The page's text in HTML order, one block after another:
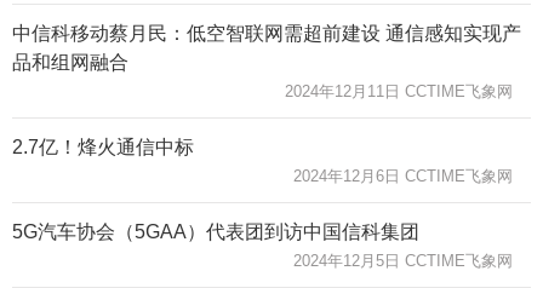
中信科移动蔡月民：低空智联网需超前建设 通信感知实现产
品和组网融合
2024年12月11日 CCTIME飞象网
2.7亿！烽火通信中标
2024年12月6日 CCTIME飞象网
5G汽车协会（5GAA）代表团到访中国信科集团
2024年12月5日 CCTIME飞象网